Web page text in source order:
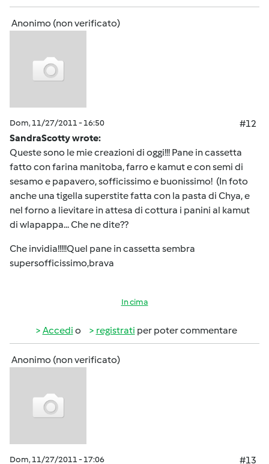
Anonimo (non verificato)
Dom, 11/27/2011 - 16:50
#12
SandraScotty wrote:
Queste sono le mie creazioni di oggi!!! Pane in cassetta
fatto con farina manitoba, farro e kamut e con semi di
sesamo e papavero, sofficissimo e buonissimo! (In foto
anche una tigella superstite fatta con la pasta di Chya, e
nel forno a lievitare in attesa di cottura i panini al kamut
di wlapappa... Che ne dite??
Che invidia!!!!!Quel pane in cassetta sembra
supersofficissimo,brava
In cima
Accedi o registrati per poter commentare
Anonimo (non verificato)
Dom, 11/27/2011 - 17:06 #13